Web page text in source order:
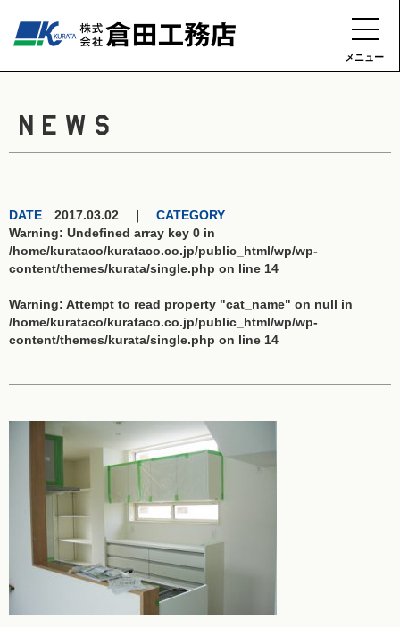
メニュー
NEWS
DATE 2017.03.02 ｜ CATEGORY
Warning: Undefined array key 0 in
/home/kurataco/kurataco.co.jp/public_html/wp/wp-
content/themes/kurata/single.php on line 14
Warning: Attempt to read property "cat_name" on null in
/home/kurataco/kurataco.co.jp/public_html/wp/wp-
content/themes/kurata/single.php on line 14